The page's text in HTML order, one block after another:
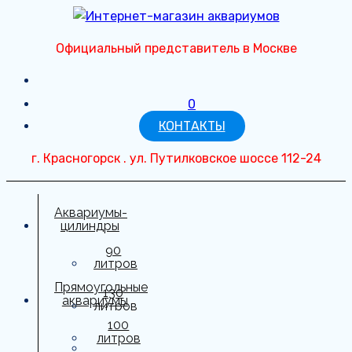
содержимомуОфициальный представитель в Москве
0
КОНТАКТЫ
г. Красногорск . ул. Путилковское шоссе 112-24
Аквариумы-
цилиндры
90
литров
130
литров
150
литров
Прямоугольные
аквариумы
100
литров